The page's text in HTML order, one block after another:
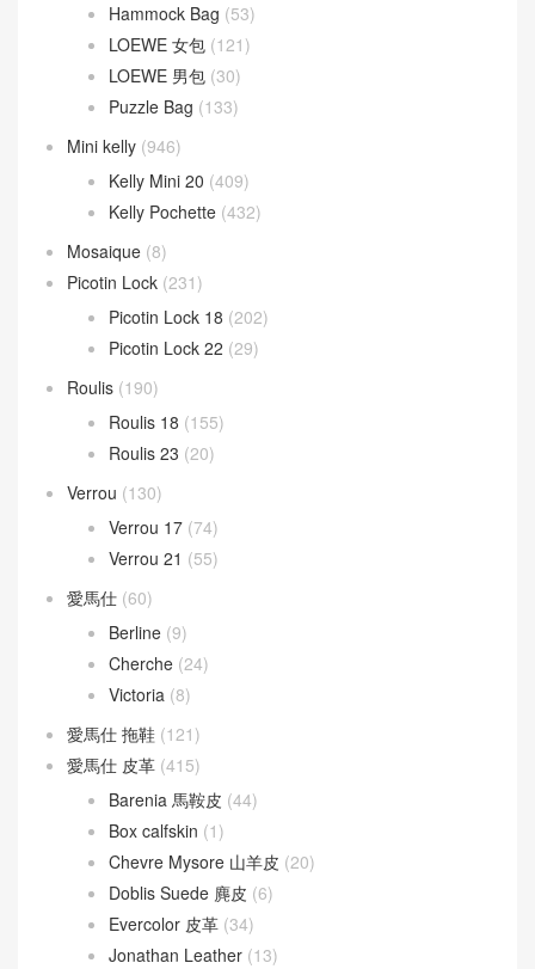
Hammock Bag (53)
LOEWE 女包 (121)
LOEWE 男包 (30)
Puzzle Bag (133)
Mini kelly (946)
Kelly Mini 20 (409)
Kelly Pochette (432)
Mosaique (8)
Picotin Lock (231)
Picotin Lock 18 (202)
Picotin Lock 22 (29)
Roulis (190)
Roulis 18 (155)
Roulis 23 (20)
Verrou (130)
Verrou 17 (74)
Verrou 21 (55)
愛馬仕 (60)
Berline (9)
Cherche (24)
Victoria (8)
愛馬仕 拖鞋 (121)
愛馬仕 皮革 (415)
Barenia 馬鞍皮 (44)
Box calfskin (1)
Chevre Mysore 山羊皮 (20)
Doblis Suede 麂皮 (6)
Evercolor 皮革 (34)
Jonathan Leather (13)